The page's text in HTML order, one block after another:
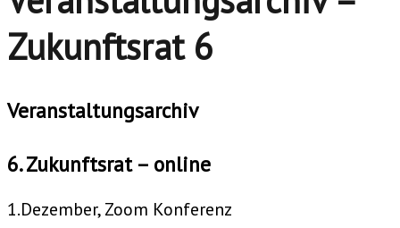
Zukunftsrat 6
Veranstaltungsarchiv
6. Zukunftsrat – online
1.Dezember, Zoom Konferenz